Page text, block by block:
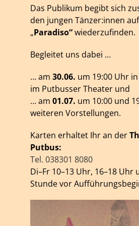
Das Publikum begibt sich
den jungen Tänzer:innen
„Paradiso“wiederzufinden.
Begleitet uns dabei …
… am 30.06. um 19:00 Uhr
im Putbusser Theater und
… am 01.07. um 10:00 und
weiteren Vorstellungen.
Karten erhaltet Ihr an der
Putbus:
Tel. 038301 8080
Di–Fr 10–13 Uhr, 16–18 Uhr
Stunde vor